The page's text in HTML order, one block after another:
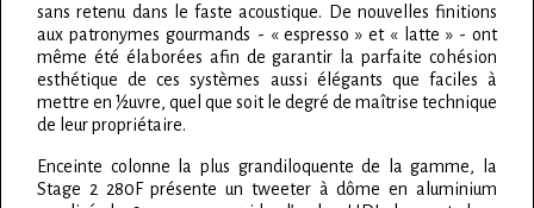
sans retenu dans le faste acoustique. De nouvelles finitions
aux patronymes gourmands - « espresso » et « latte » - ont
même été élaborées afin de garantir la parfaite cohésion
esthétique de ces systèmes aussi élégants que faciles à
mettre en ½uvre, quel que soit le degré de maîtrise technique
de leur propriétaire.
Enceinte colonne la plus grandiloquente de la gamme, la
Stage 2 280F présente un tweeter à dôme en aluminium